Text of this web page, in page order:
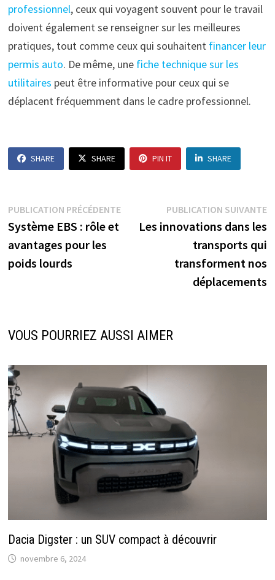
professionnel, ceux qui voyagent souvent pour le travail
doivent également se renseigner sur les meilleures
pratiques, tout comme ceux qui souhaitent financer leur
permis auto. De même, une fiche technique sur les
utilitaires peut être informative pour ceux qui se
déplacent fréquemment dans le cadre professionnel.
SHARE SHARE PIN IT SHARE
Navigation
de
l’article
PUBLICATION PRÉCÉDENTEPublication
précédente :
Système EBS : rôle et
avantages pour les
poids lourds
PUBLICATION SUIVANTE
Les innovations dans les
transports qui
transforment nos
déplacements
VOUS POURRIEZ AUSSI AIMER
Dacia Digster : un SUV compact à découvrir
novembre 6, 2024